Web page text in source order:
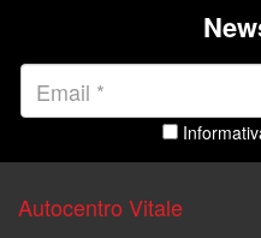
Autocentro Vitale